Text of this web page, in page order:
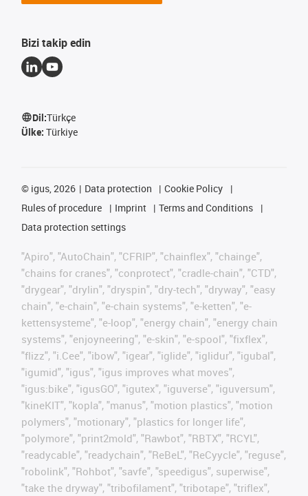
Bizi takip edin
Dil:Türkçe
Ülke: Türkiye
© igus, 2026 Data protection
Cookie Policy
Rules of procedure
Imprint
Terms and Conditions
Data protection settings
"Apiro", "AutoChain", "CFRIP", "chainflex", "chainge",
"chains for cranes", "conprotect", "cradle-chain", "CTD",
"drygear", "drylin", "dryspin", "dry-tech", "dryway", "easy
chain", "e-chain", "e-chain systems", "e-ketten", "e-
kettensysteme", "e-loop", "energy chain", "energy chain
systems", "enjoyneering", "e-skin", "e-spool", "fixflex",
"flizz", "i.Cee", "ibow", "igear", "iglide", "iglidur", "igubal",
"igumid", "igus", "igus improves what moves",
"igus:bike", "igusGO", "igutex", "iguverse", "iguversum",
"kineKIT", "kopla", "manus", "motion plastics", "motion
polymers", "motionary", "plastics for longer life",
"polymore", "print2mold", "Rawbot", "RBTX", "RCYL",
"readycable", "readychain", "ReBeL", "ReCyycle", "reguse",
"robolink", "Rohbot", "savfe", "speedigus", superwise",
"take the dryway", "tribofilament", "tribotape", "triflex",